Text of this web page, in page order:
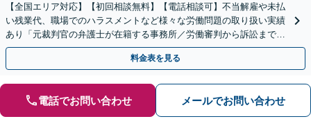
【全国エリア対応】【初回相談無料】【電話相談可】不当解雇や未払
い残業代、職場でのハラスメントなど様々な労働問題の取り扱い実績
あり「元裁判官の弁護士が在籍する事務所／労働審判から訴訟まで、
裁判官経験を活かした最適な戦略を立案」
料金表を見る
電話でお問い合わせ メールでお問い合わせ